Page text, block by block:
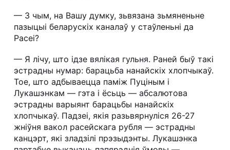
— З чым, на Вашу думку, зьвязана зьмяненьне
пазыцыі беларускіх каналаў у стаўленьні да
Расеі?
— Я лічу, што ідзе вялікая гульня. Раней быў такі
эстрадны нумар: барацьба нанайскіх хлопчыкаў.
Тое, што адбываецца паміж Пуціным і
Лукашэнкам — гэта і ёсьць — абсалютова
эстрадны варыянт барацьбы нанайскіх
хлопчыкаў. Падзеі, якія разьвярнуліся 26-27
жніўня вакол расейскага рубля — эстрадны
канцэрт, які зладзілі прэзыдэнты. Лукашэнка